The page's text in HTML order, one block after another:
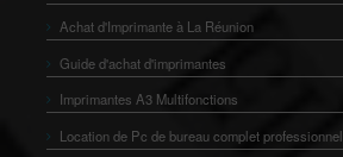
Achat d'Imprimante à La Réunion
Guide d'achat d'imprimantes
Imprimantes A3 Multifonctions
Location de Pc de bureau complet professionnel